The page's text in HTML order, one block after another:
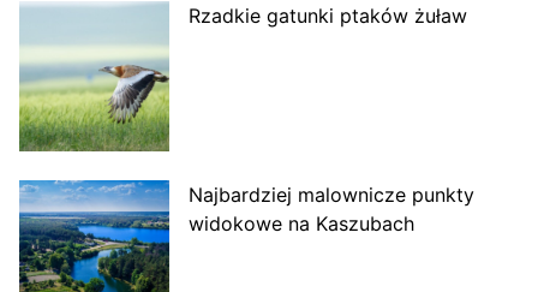
Rzadkie gatunki ptaków żuław
Najbardziej malownicze punkty
widokowe na Kaszubach